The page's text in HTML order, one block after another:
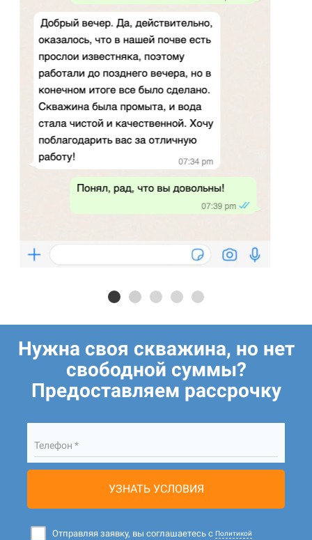
Нужна своя скважина, но нет
свободной суммы?
Предоставляем рассрочку
Телефон *
УЗНАТЬ УСЛОВИЯ
Отправляя заявку, вы соглашаетесь с Политикой